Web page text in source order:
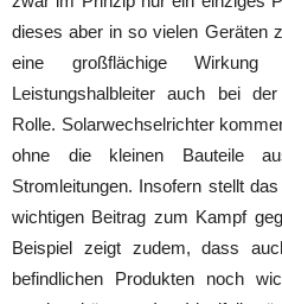
dieses aber in so vielen Geräten
eine großflächige
Leistungshalbleiter auch bei
Rolle. Solarwechselrichter
ohne die kleinen Bauteile
Stromleitungen. Insofern stellt
wichtigen Beitrag zum Kampf
Beispiel zeigt zudem, dass
befindlichen Produkten noch